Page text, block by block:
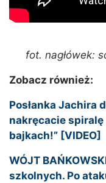
fot. nagłówek:
Zobacz również:
Posłanka Jachira
nakręcacie
bajkach!” [VIDEO]
WÓJT
szkolnych. Po